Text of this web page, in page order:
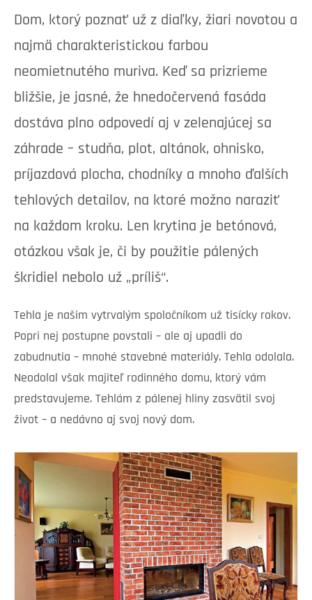
Dom, ktorý poznať už z diaľky, žiari novotou a
najmä charakteristickou farbou
neomietnutého muriva. Keď sa prizrieme
bližšie, je jasné, že hnedočervená fasáda
dostáva plno odpovedí aj v zelenajúcej sa
záhrade – studňa, plot, altánok, ohnisko,
príjazdová plocha, chodníky a mnoho ďalších
tehlových detailov, na ktoré možno naraziť
na každom kroku. Len krytina je betónová,
otázkou však je, či by použitie pálených
škridiel nebolo už „príliš“.
Tehla je našim vytrvalým spoločníkom už tisícky rokov.
Popri nej postupne povstali – ale aj upadli do
zabudnutia – mnohé stavebné materiály. Tehla odolala.
Neodolal však majiteľ rodinného domu, ktorý vám
predstavujeme. Tehlám z pálenej hliny zasvätil svoj
život – a nedávno aj svoj nový dom.